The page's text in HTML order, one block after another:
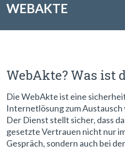
WEBAKTE
WebAkte? Was ist
Die WebAkte ist eine
Internetlösung zum
Der Dienst stellt sicher, dass
gesetzte Vertrauen nicht nur
Gespräch, sondern auch bei